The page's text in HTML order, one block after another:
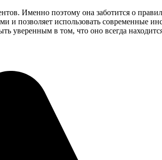
Именно поэтому она заботится о
и позволяет использовать современные
уверенным в том, что оно всегда